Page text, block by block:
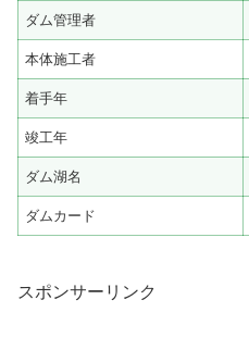
ダム管理者
本体施工者
着手年
竣工年
ダム湖名
ダムカード
スポンサーリンク